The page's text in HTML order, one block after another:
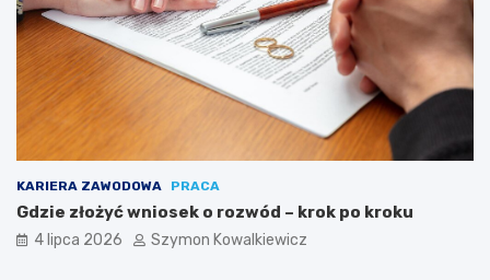
KARIERA ZAWODOWA PRACA
Gdzie złożyć wniosek o rozwód – krok po kroku
4 lipca 2026 Szymon Kowalkiewicz